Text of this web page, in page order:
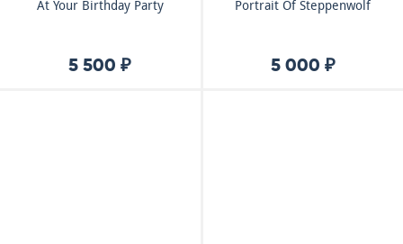
At Your Birthday Party
5 500 ₽
Portrait Of Steppenwolf
5 000 ₽